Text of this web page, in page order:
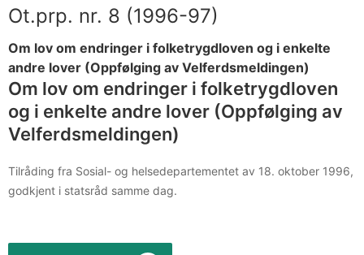
Ot.prp. nr. 8 (1996-97)
Om lov om endringer i folketrygdloven og i enkelte
andre lover (Oppfølging av Velferdsmeldingen)
Om lov om endringer i folketrygdloven
og i enkelte andre lover (Oppfølging av
Velferdsmeldingen)
Tilråding fra Sosial- og helsedepartementet av 18. oktober 1996,
godkjent i statsråd samme dag.